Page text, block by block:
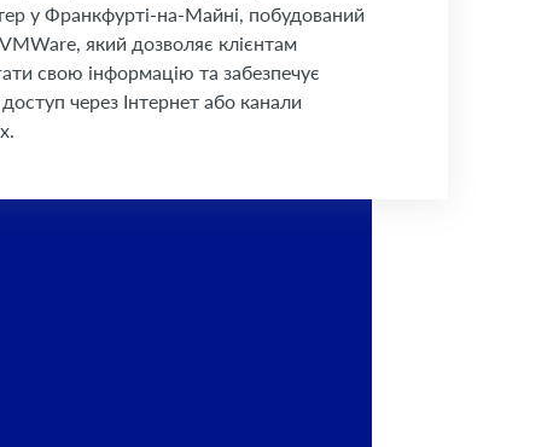
у Франкфурті-на-Майні, побудований
VMWare, який дозволяє клієнтам
свою інформацію та забезпечує
через Інтернет або канали